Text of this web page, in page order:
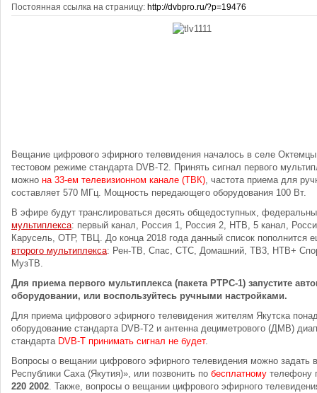
Постоянная ссылка на страницу: http://dvbpro.ru/?p=19476
Вещание цифрового эфирного телевидения началось в селе
тестовом режиме стандарта DVB-T2. Принять сигнал первого
можно на 33-ем телевизионном канале (ТВК), частота приема для
составляет 570 МГц. Мощность передающего оборудования 100 Вт.
В эфире будут транслироваться десять общедоступных,
мультиплекса: первый канал, Россия 1, Россия 2, НТВ, 5 канал,
Карусель, ОТР, ТВЦ. До конца 2018 года данный список пополнится
второго мультиплекса: Рен-ТВ, Спас, СТС, Домашний, ТВ3, НТВ+
МузТВ.
Для приема первого мультиплекса (пакета РТРС-1) запустите
оборудовании, или воспользуйтесь ручными настройками.
Для приема цифрового эфирного телевидения жителям Якутска
оборудование стандарта DVB-T2 и антенна дециметрового (ДМВ)
стандарта DVB-T принимать сигнал не будет.
Вопросы о вещании цифрового эфирного телевидения можно
Республики Саха (Якутия)», или позвонить по бесплатному телефону
220 2002. Также, вопросы о вещании цифрового эфирного